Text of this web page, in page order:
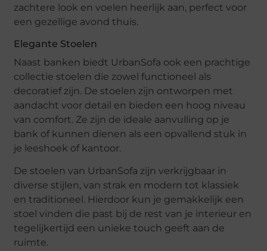
zachtere look en voelen heerlijk aan, perfect voor
een gezellige avond thuis.
Elegante Stoelen
Naast banken biedt UrbanSofa ook een prachtige
collectie stoelen die zowel functioneel als
decoratief zijn. De stoelen zijn ontworpen met
aandacht voor detail en bieden een hoog niveau
van comfort. Ze zijn de ideale aanvulling op je
bank of kunnen dienen als een opvallend stuk in
je leeshoek of kantoor.
De stoelen van UrbanSofa zijn verkrijgbaar in
diverse stijlen, van strak en modern tot klassiek
en traditioneel. Hierdoor kun je gemakkelijk een
stoel vinden die past bij de rest van je interieur en
tegelijkertijd een unieke touch geeft aan de
ruimte.